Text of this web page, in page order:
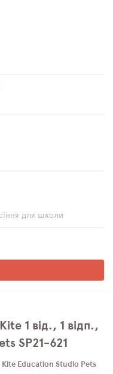
для школи
1 від., 1 відп.,
SP21-621
Kite Education Studio Pets